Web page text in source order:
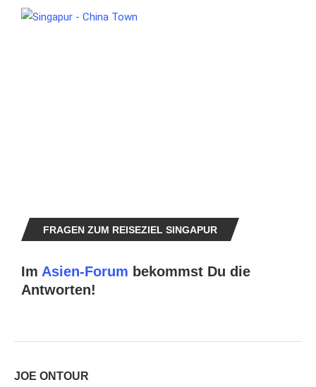
FRAGEN ZUM REISEZIEL SINGAPUR
Im Asien-Forum bekommst Du die
Antworten!
JOE ONTOUR